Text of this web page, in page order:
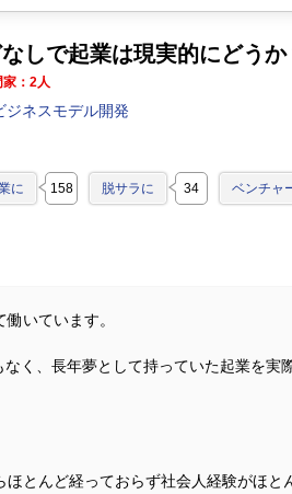
しで起業は現実的にどうか
家：2人
ジネスモデル開発
に 158 脱サラに 34 ベンチャ
いています。
く、長年夢として持っていた起業を実
ほとんど経っておらず社会人経験がほと